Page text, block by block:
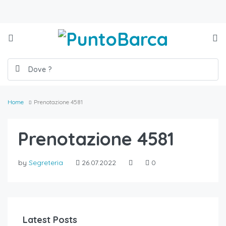
Home Prenotazione 4581
Prenotazione 4581
by Segreteria 26.07.2022 0
Latest Posts